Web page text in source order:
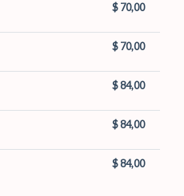
$ 70,00
$ 70,00
$ 84,00
$ 84,00
$ 84,00